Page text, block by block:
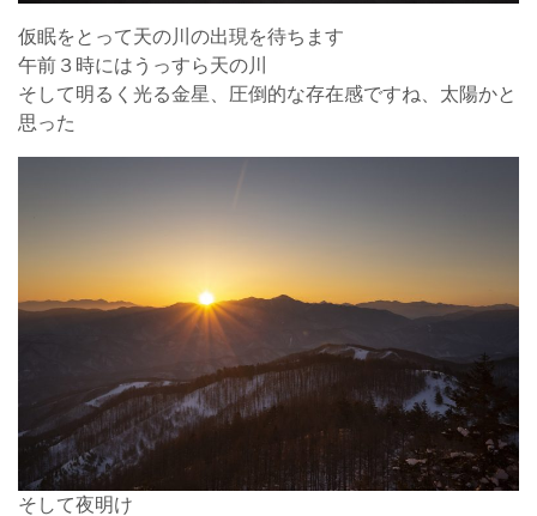
仮眠をとって天の川の出現を待ちます
午前３時にはうっすら天の川
そして明るく光る金星、圧倒的な存在感ですね、太陽かと
思った
そして夜明け